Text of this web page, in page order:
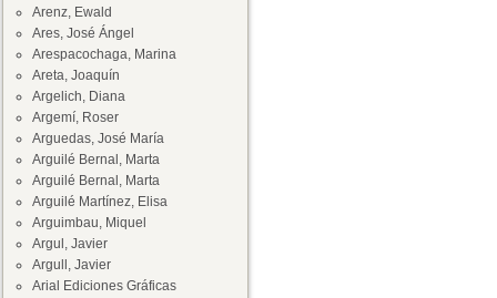
Arenz, Ewald
Ares, José Ángel
Arespacochaga, Marina
Areta, Joaquín
Argelich, Diana
Argemí, Roser
Arguedas, José María
Arguilé Bernal, Marta
Arguilé Bernal, Marta
Arguilé Martínez, Elisa
Arguimbau, Miquel
Argul, Javier
Argull, Javier
Arial Ediciones Gráficas